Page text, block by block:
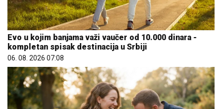
Evo u kojim banjama važi vaučer od 10.000 dinara -
kompletan spisak destinacija u Srbiji
06. 08. 2026 07:08